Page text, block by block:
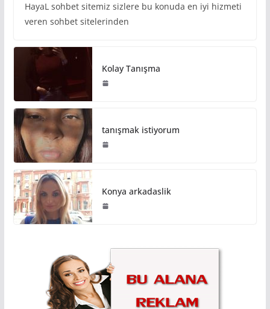
HayaL sohbet sitemiz sizlere bu konuda en iyi hizmeti
veren sohbet sitelerinden
Kolay Tanışma
tanışmak istiyorum
Konya arkadaslik